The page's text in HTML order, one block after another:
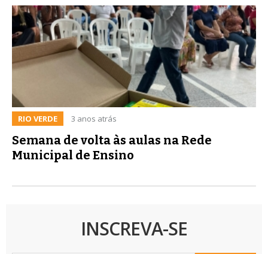
RIO VERDE 3 anos atrás
Semana de volta às aulas na Rede
Municipal de Ensino
INSCREVA-SE